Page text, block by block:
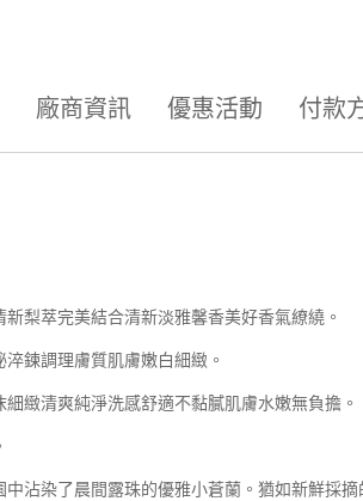
廠商資訊 優惠活動 付款
梨萃完美結合清新淡雅馨香美好香氣繚繞。
鍊調理膚質肌膚嫩白細緻。
緻清爽純淨洗感舒適不黏膩肌膚水嫩無負擔。
沾染了晨間露珠的優雅小蒼蘭。猶如新鮮採摘